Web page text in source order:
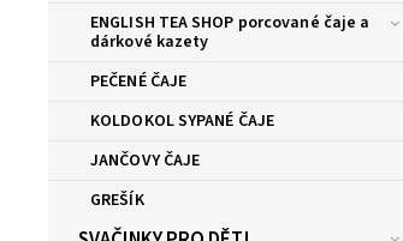
ENGLISH TEA SHOP porcované čaje a
dárkové kazety
PEČENÉ ČAJE
KOLDOKOL SYPANÉ ČAJE
JANČOVY ČAJE
GREŠÍK